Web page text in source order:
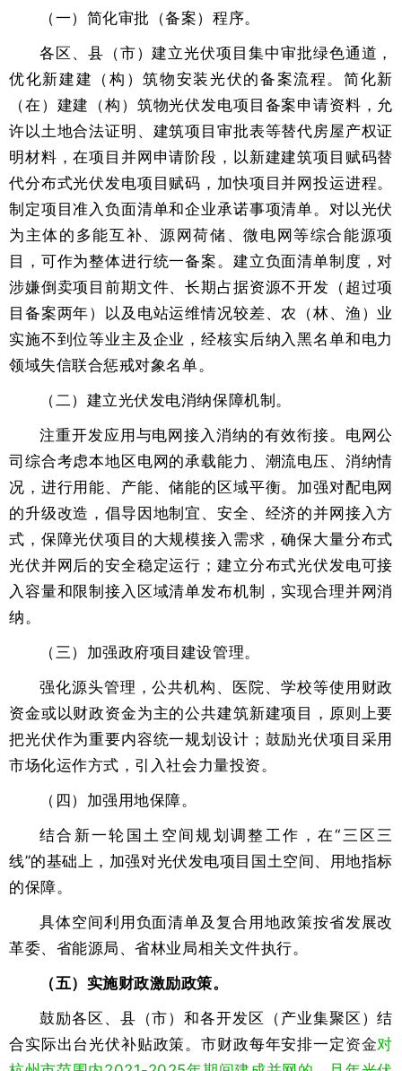
（一）简化审批（备案）程序。
各区、县（市）建立光伏项目集中审批绿色通道，
优化新建建（构）筑物安装光伏的备案流程。简化新
（在）建建（构）筑物光伏发电项目备案申请资料，允
许以土地合法证明、建筑项目审批表等替代房屋产权证
明材料，在项目并网申请阶段，以新建建筑项目赋码替
代分布式光伏发电项目赋码，加快项目并网投运进程。
制定项目准入负面清单和企业承诺事项清单。对以光伏
为主体的多能互补、源网荷储、微电网等综合能源项
目，可作为整体进行统一备案。建立负面清单制度，对
涉嫌倒卖项目前期文件、长期占据资源不开发（超过项
目备案两年）以及电站运维情况较差、农（林、渔）业
实施不到位等业主及企业，经核实后纳入黑名单和电力
领域失信联合惩戒对象名单。
（二）建立光伏发电消纳保障机制。
注重开发应用与电网接入消纳的有效衔接。电网公
司综合考虑本地区电网的承载能力、潮流电压、消纳情
况，进行用能、产能、储能的区域平衡。加强对配电网
的升级改造，倡导因地制宜、安全、经济的并网接入方
式，保障光伏项目的大规模接入需求，确保大量分布式
光伏并网后的安全稳定运行；建立分布式光伏发电可接
入容量和限制接入区域清单发布机制，实现合理并网消
纳。
（三）加强政府项目建设管理。
强化源头管理，公共机构、医院、学校等使用财政
资金或以财政资金为主的公共建筑新建项目，原则上要
把光伏作为重要内容统一规划设计；鼓励光伏项目采用
市场化运作方式，引入社会力量投资。
（四）加强用地保障。
结合新一轮国土空间规划调整工作，在“三区三
线”的基础上，加强对光伏发电项目国土空间、用地指标
的保障。
具体空间利用负面清单及复合用地政策按省发展改
革委、省能源局、省林业局相关文件执行。
（五）实施财政激励政策。
鼓励各区、县（市）和各开发区（产业集聚区）结
合实际出台光伏补贴政策。市财政每年安排一定 资金对